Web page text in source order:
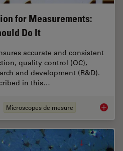
for Measurements:
Do It
accurate and consistent
quality control (QC),
and development (R&D).
in this…
Microscopes de mesure